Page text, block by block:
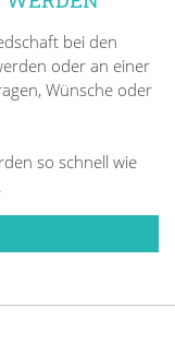
bei den
oder an einer
Wünsche oder
so schnell wie